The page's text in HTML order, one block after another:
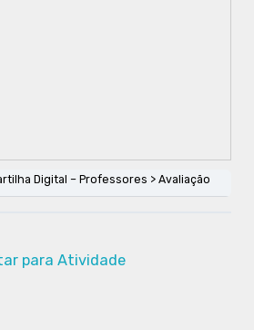
Digital – Professores Avaliação
para Atividade